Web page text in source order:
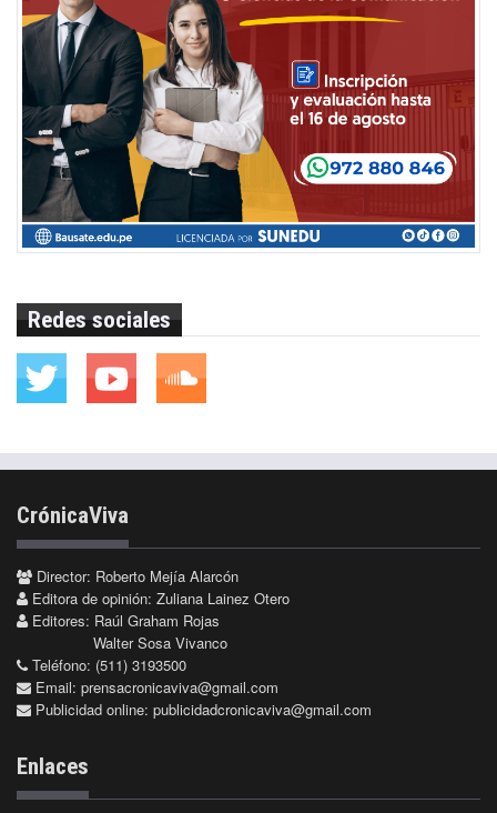
Redes sociales
CrónicaViva
Director: Roberto Mejía Alarcón
Editora de opinión: Zuliana Lainez Otero
Editores: Raúl Graham Rojas
Walter Sosa Vivanco
Teléfono: (511) 3193500
Email: prensacronicaviva@gmail.com
Publicidad online: publicidadcronicaviva@gmail.com
Enlaces